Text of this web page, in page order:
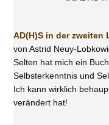
AD(H)S in der zweiten
von Astrid Neuy-
Selten hat mich ein
Selbsterkenntnis und
Ich kann wirklich
verändert hat!